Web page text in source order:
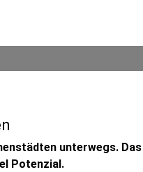
unterwegs. Das
Potenzial.